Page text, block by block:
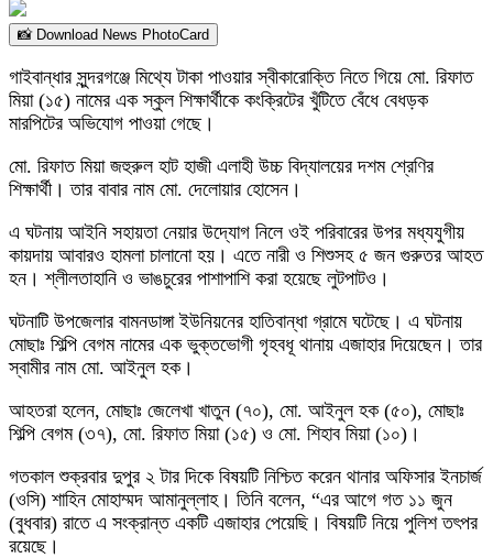
📸 Download News PhotoCard
গাইবান্ধার সুন্দরগঞ্জে মিথ্যে টাকা পাওয়ার স্বীকারোক্তি নিতে গিয়ে মো. রিফাত
মিয়া (১৫) নামের এক স্কুল শিক্ষার্থীকে কংক্রিটের খুঁটিতে বেঁধে বেধড়ক
মারপিটের অভিযোগ পাওয়া গেছে।
মো. রিফাত মিয়া জহুরুল হাট হাজী এলাহী উচ্চ বিদ্যালয়ের দশম শ্রেণির
শিক্ষার্থী। তার বাবার নাম মো. দেলোয়ার হোসেন।
এ ঘটনায় আইনি সহায়তা নেয়ার উদ্যোগ নিলে ওই পরিবারের উপর মধ্যযুগীয়
কায়দায় আবারও হামলা চালানো হয়। এতে নারী ও শিশুসহ ৫ জন গুরুতর আহত
হন। শ্লীলতাহানি ও ভাঙচুরের পাশাপাশি করা হয়েছে লুটপাটও।
ঘটনাটি উপজেলার বামনডাঙ্গা ইউনিয়নের হাতিবান্ধা গ্রামে ঘটেছে। এ ঘটনায়
মোছাঃ শিল্পি বেগম নামের এক ভুক্তভোগী গৃহবধূ থানায় এজাহার দিয়েছেন। তার
স্বামীর নাম মো. আইনুল হক।
আহতরা হলেন, মোছাঃ জেলেখা খাতুন (৭০), মো. আইনুল হক (৫০), মোছাঃ
শিল্পি বেগম (৩৭), মো. রিফাত মিয়া (১৫) ও মো. শিহাব মিয়া (১০)।
গতকাল শুক্রবার দুপুর ২ টার দিকে বিষয়টি নিশ্চিত করেন থানার অফিসার ইনচার্জ
(ওসি) শাহিন মোহাম্মদ আমানুল্লাহ। তিনি বলেন, “এর আগে গত ১১ জুন
(বুধবার) রাতে এ সংক্রান্ত একটি এজাহার পেয়েছি। বিষয়টি নিয়ে পুলিশ তৎপর
রয়েছে।